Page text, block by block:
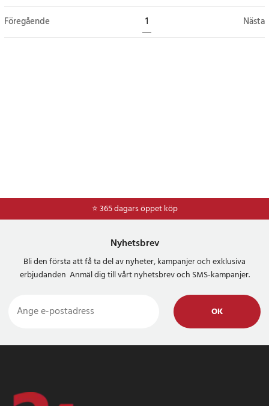
Föregående 1 Nästa
⭐ 365 dagars öppet köp
⭐Frakt 49kr *
Nyhetsbrev
Bli den första att få ta del av nyheter, kampanjer och exklusiva
erbjudanden Anmäl dig till vårt nyhetsbrev och SMS-kampanjer.
OK